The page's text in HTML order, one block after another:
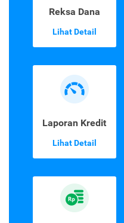
Reksa Dana
Lihat Detail
Laporan Kredit
Lihat Detail